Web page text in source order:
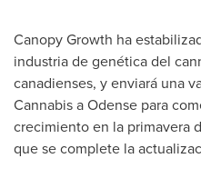
Canopy Growth ha
industria de genética del
canadienses, y enviará una
Cannabis aOdense para
crecimiento en la primavera
que se complete la